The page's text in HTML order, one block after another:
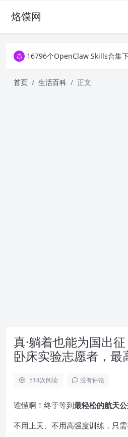
烙馍网
16796个OpenClaw Skills合集下载｜总
16796个OpenClaw Skills合集下载｜总
首页
生活百科 正文
真·躺着也能为国出
卧床实验志愿者，
514次阅读 没有评论
谁懂啊！终于等到最轻松的航天
不用上天、不用高强度训练，只